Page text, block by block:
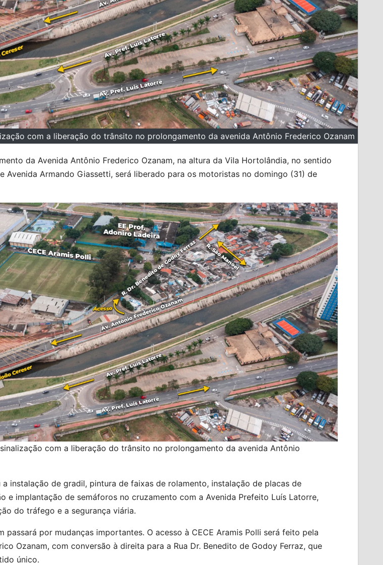
com a liberação do trânsito no prolongamento da avenida Antônio Frederico Ozanam
da Avenida Antônio Frederico Ozanam, na altura da Vila Hortolândia, no sentido
Avenida Armando Giassetti, será liberado para os motoristas no domingo (31) de
com a liberação do trânsito no prolongamento da avenida Antônio
instalação de gradil, pintura de faixas de rolamento, instalação de placas de
e implantação de semáforos no cruzamento com a Avenida Prefeito Luís Latorre,
do tráfego e a segurança viária.
passará por mudanças importantes. O acesso à CECE Aramis Polli será feito pela
Ozanam, com conversão à direita para a Rua Dr. Benedito de Godoy Ferraz, que
único.